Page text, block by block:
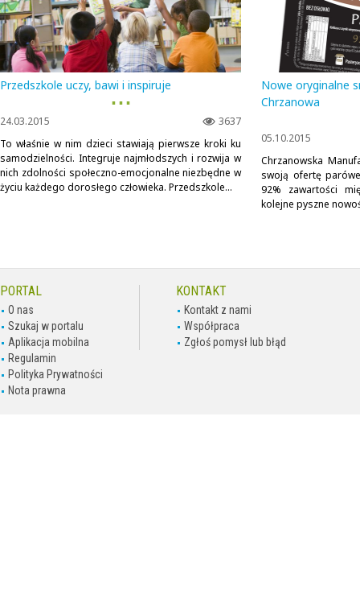
Przedszkole uczy, bawi i inspiruje
▪ ▪ ▪
3637
24.03.2015
To właśnie w nim dzieci stawiają pierwsze kroki ku
samodzielności. Integruje najmłodszych i rozwija w
nich zdolności społeczno-emocjonalne niezbędne w
życiu każdego dorosłego człowieka. Przedszkole...
Nowe oryginalne
Chrzanowa
05.10.2015
Chrzanowska
swoją ofertę
92% zawartości
kolejne pyszne
PORTAL
O nas
Szukaj w portalu
Aplikacja mobilna
Regulamin
Polityka Prywatności
Nota prawna
KONTAKT
Kontakt z nami
Współpraca
Zgłoś pomysł lub błąd